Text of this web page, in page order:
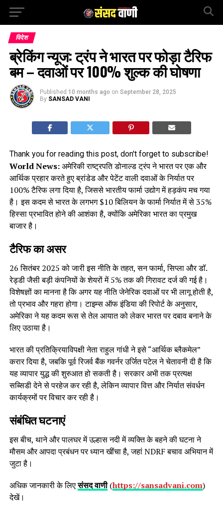
विदेश
ब्रेकिंग न्यूज: ट्रंप ने भारत पर फोड़ा टैरिफ
बम – दवाओं पर 100% शुल्क की घोषणा
Published 10 months ago on September 28, 2025
By SANSAD VANI
Thank you for reading this post, don't forget to subscribe!
World News:अमेरिकी राष्ट्रपति डोनाल्ड ट्रंप ने भारत पर एक और
आर्थिक प्रहार करते हुए ब्रांडेड और पेटेंट वाली दवाओं के निर्यात पर
100% टैरिफ लगा दिया है, जिससे भारतीय फार्मा उद्योग में हड़कंप मच गया
है। इस कदम से भारत के लगभग $10 बिलियन के फार्मा निर्यात में से 35%
हिस्सा प्रभावित होने की आशंका है, क्योंकि अमेरिका भारत का प्रमुख
बाजार है।
टैरिफ का असर
26 सितंबर 2025 को जारी इस नीति के तहत, सन फार्मा, सिप्ला और डॉ.
रेड्डी जैसी बड़ी कंपनियों के शेयरों में 5% तक की गिरावट दर्ज की गई है।
विशेषज्ञों का मानना है कि अगर यह नीति जेनेरिक दवाओं पर भी लागू होती है,
तो प्रभाव और गहरा होगा। टाइम्स ऑफ इंडिया की रिपोर्ट के अनुसार,
अमेरिका ने यह कदम रूस से तेल आयात को लेकर भारत पर दबाव बनाने के
लिए उठाया है।
भारत की प्रतिक्रियाविपक्षी नेता राहुल गांधी ने इसे “आर्थिक ब्लैकमेल”
करार दिया है, जबकि पूर्व रिजर्व बैंक गवर्नर उर्जित पटेल ने चेतावनी दी है कि
यह व्यापार युद्ध की शुरुआत हो सकती है। सरकार अभी तक प्रत्यक्ष
सब्सिडी देने से परहेज कर रही है, लेकिन व्यापार वित्त और निर्यात संवर्धन
कार्यक्रमों पर विचार कर रही है।
संबंधित घटनाएं
इस बीच, थाने और पालघर में उल्हास नदी में व्यक्ति के बहने की घटना ने
मौसम और आपदा प्रबंधन पर ध्यान खींचा है, जहां NDRF बचाव अभियान में
जुटा है।
अधिक जानकारी के लिएसंसद वाणी(https://sansadvani.com)
देखें।